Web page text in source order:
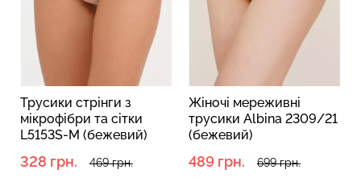
Трусики стрінги з
мікрофібри та сітки
L5153S-M (бежевий)
328 грн. 469 грн.
Жіночі мереживні
трусики Albina 2309/21
(бежевий)
489 грн. 699 грн.
Топ на бретелях в рубчик
Безшовний топ на